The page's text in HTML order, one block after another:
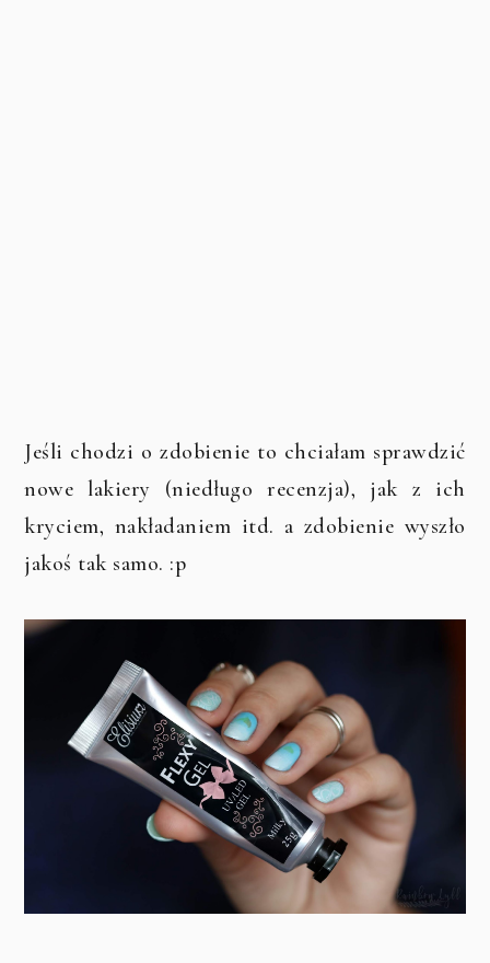
Jeśli chodzi o zdobienie to chciałam sprawdzić
nowe lakiery (niedługo recenzja), jak z ich
kryciem, nakładaniem itd. a zdobienie wyszło
jakoś tak samo. :p